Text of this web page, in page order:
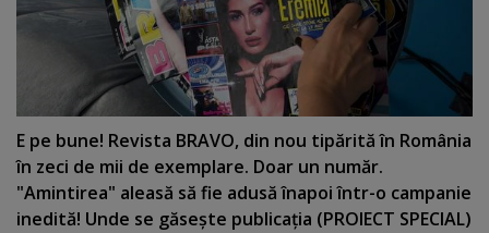
E pe bune! Revista BRAVO, din nou tipărită în România
în zeci de mii de exemplare. Doar un număr.
"Amintirea" aleasă să fie adusă înapoi într-o campanie
inedită! Unde se găseşte publicaţia (PROIECT SPECIAL)